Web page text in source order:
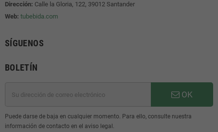
Dirección: Calle la Gloria, 122, 39012 Santander
Web: tubebida.com
SÍGUENOS
BOLETÍN
OK
Puede darse de baja en cualquier momento. Para ello, consulte nuestra
información de contacto en el aviso legal.